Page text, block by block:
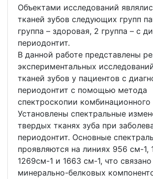
Объектами исследований
тканей зубов следующих групп
группа – здоровая, 2 группа – с
периодонтит.
В данной работе представлены
экспериментальных
тканей зубов у пациентов с
периодонтит с помощью метода
спектроскопии комбинационного
Установлены спектральные
твердых тканях зуба при
периодонтит. Основные
проявляются на линиях 956 см-1,
1269см-1 и 1663 см-1, что
минерально-белковых